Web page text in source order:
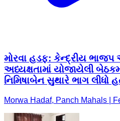
મોરવા હડફ: કેન્દ્રીય ભાજપ
અધ્યક્ષતામાં યોજાયેલી
નિમિષાબેન સુથારે ભાગ લીધો
Morwa Hadaf, Panch Mahals |